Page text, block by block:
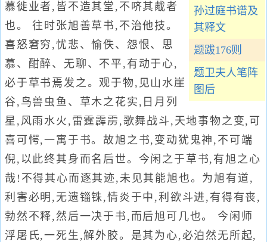
孙过庭书谱及
其释文
题跋176则
题卫夫人笔阵
图后
慕徙业者,皆不造其堂,不哜其胾者
也。 往时张旭善草书,不治他技。
喜怒窘穷,忧悲、愉佚、怨恨、思
慕、酣醉、无聊、不平,有动于心,
必于草书焉发之。观于物,见山水崖
谷,鸟兽虫鱼、草木之花实,日月列
星,风雨水火,雷霆霹雳,歌舞战斗,天地事物之变,可
喜可愕,一寓于书。故旭之书,变动犹鬼神,不可端
倪,以此终其身而名后世。今闲之于草书,有旭之心
哉!不得其心而逐其迹,未见其能旭也。为旭有道,
利害必明,无遗锱铢,情炎于中,利欲斗进,有得有丧,
勃然不释,然后一决于书,而后旭可几也。 今闲师
浮屠氏,一死生,解外胶。是其为心,必泊然无所起,